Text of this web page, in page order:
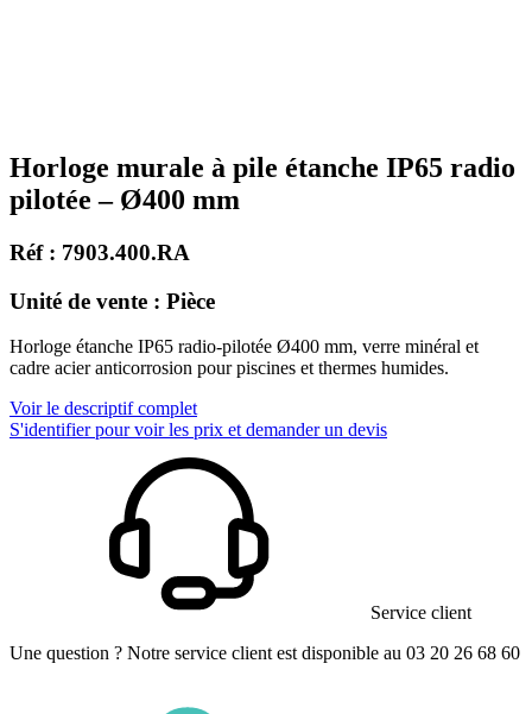
Horloge murale à pile étanche IP65 radio
pilotée – Ø400 mm
Réf : 7903.400.RA
Unité de vente : Pièce
Horloge étanche IP65 radio-pilotée Ø400 mm, verre minéral et
cadre acier anticorrosion pour piscines et thermes humides.
Voir le descriptif complet
S'identifier pour voir les prix et demander un devis
Service client
Une question ? Notre service client est disponible au 03 20 26 68 60